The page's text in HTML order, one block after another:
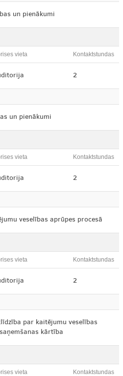
un pienākumi
vieta Kontaktstundas
2
un pienākumi
vieta Kontaktstundas
2
veselības aprūpes procesā
vieta Kontaktstundas
2
par kaitējumu veselības
kārtība
vieta Kontaktstundas